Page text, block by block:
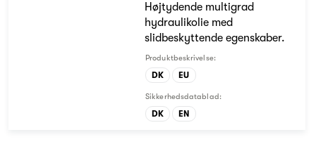
Højtydende multigrad
hydraulikolie med
slidbeskyttende egenskaber.
Produktbeskrivelse:
DK EU
Sikkerhedsdatablad:
DK EN